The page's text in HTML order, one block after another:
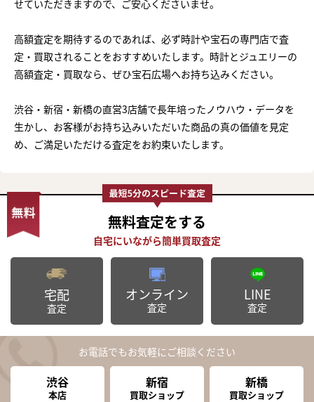
せていただきますので、ご安心くださいませ。
高額査定を期待するのであれば、必ず時計や宝石の専門店で査
定・買取されることをおすすめいたします。時計とジュエリーの
高額査定・買取なら、ぜひ宝石広場へお持ち込みください。
渋谷・新宿・新橋の直営3店舗で長年培ったノウハウ・データを
生かし、お客様がお持ち込みいただいた商品の真の価値を見定
め、ご満足いただける査定をお約束いたします。
無料査定をする
宅配
査定
オンライン
査定
LINE
査定
お電話でもお気軽にご相談ください
渋谷
本店
新宿
買取ショップ
新橋
買取ショップ